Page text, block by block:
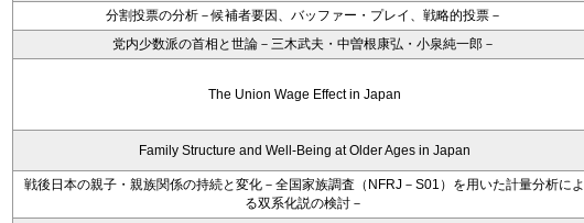
分割投票の分析－候補者要因、バッファー・プレイ、戦略的投票－
党内少数派の首相と世論－三木武夫・中曽根康弘・小泉純一郎－
The Union Wage Effect in Japan
Family Structure and Well-Being at Older Ages in Japan
戦後日本の親子・親族関係の持続と変化－全国家族調査（NFRJ－S01）を用いた計量分析によ
る双系化説の検討－